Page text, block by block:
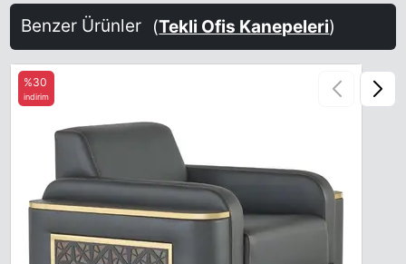
Benzer Ürünler (Tekli Ofis Kanepeleri)
%30
indirim